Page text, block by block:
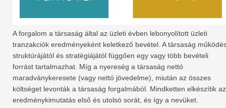
A forgalom a társaság által az üzleti évben lebonyolított üzleti
tranzakciók eredményeként keletkező bevétel. A társaság
struktúrájától és stratégiájától függően egy vagy több bevételi
forrást tartalmazhat. Míg a nyereség a társaság nettó
maradványkeresete (vagy nettó jövedelme), miután az összes
költséget levonták a társaság forgalmából. Mindketten elkészítik az
eredménykimutatás első és utolsó sorát, és így a nevüket.